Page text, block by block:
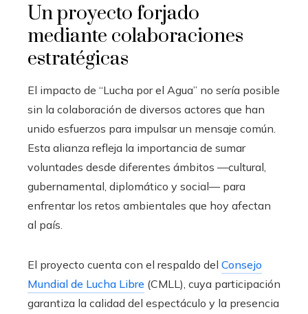
Un proyecto forjado
mediante colaboraciones
estratégicas
El impacto de “Lucha por el Agua” no sería posible
sin la colaboración de diversos actores que han
unido esfuerzos para impulsar un mensaje común.
Esta alianza refleja la importancia de sumar
voluntades desde diferentes ámbitos —cultural,
gubernamental, diplomático y social— para
enfrentar los retos ambientales que hoy afectan
al país.
El proyecto cuenta con el respaldo del Consejo
Mundial de Lucha Libre (CMLL), cuya participación
garantiza la calidad del espectáculo y la presencia